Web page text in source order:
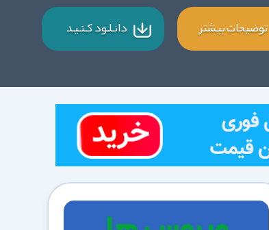
توضیحات بیشتر دانـلـود کـنـیـد